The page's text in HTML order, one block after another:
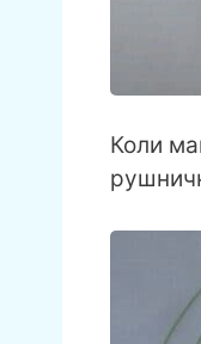
Коли